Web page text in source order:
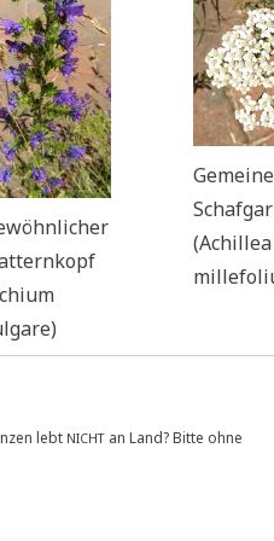
Gemei­ne
(Achil­lea
lebt NICHT an Land? Bit­te ohne